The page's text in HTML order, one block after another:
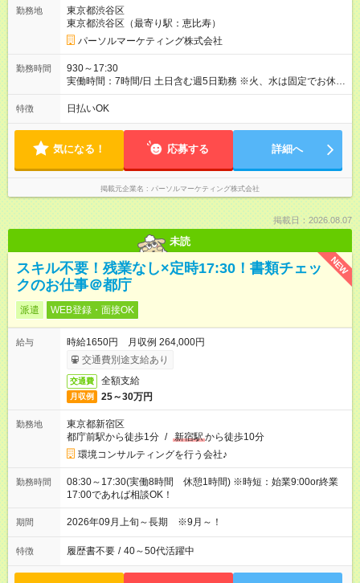
勤務地
東京都渋谷区
東京都渋谷区（最寄り駅：恵比寿）
パーソルマーケティング株式会社
勤務時間
930～17:30
実働時間：7時間/日 土日含む週5日勤務 ※火、水は固定でお休み
実働8時間（休憩60分）
特徴 日払いOK
気になる！ 応募する 詳細へ
掲載元企業名 パーソルマーケティング株式会社
掲載日：2026.08.07
未読
NEW
スキル不要！残業なし×定時17:30！書類チェッ
クのお仕事＠都庁
派遣 WEB登録・面接OK
給与
時給1650円 月収例 264,000円
交通費別途支給あり
交通費 全額支給
月収例 25～30万円
勤務地
東京都新宿区
都庁前駅から徒歩1分 / 新宿駅から徒歩10分
環境コンサルティングを行う会社♪
勤務時間
08:30～17:30(実働8時間 休憩1時間) ※時短：始業9:00or終業
17:00であれば相談OK！
期間 2026年09月上旬～長期 ※9月～！
特徴 履歴書不要 / 40～50代活躍中